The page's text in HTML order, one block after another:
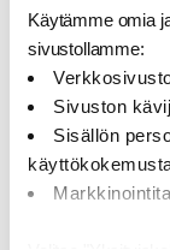
Käytämme omia
sivustollamme:
Sivuston
Sisällön
Basso Median
on kasvanut
vuoden aikana.
”Henrik vastaa
vahvemmin
Median